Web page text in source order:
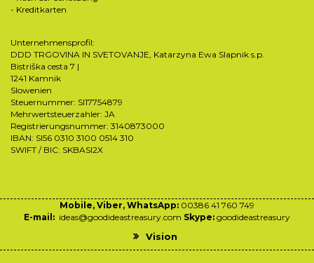
- Kreditkarten
Unternehmensprofil:
DDD TRGOVINA IN SVETOVANJE, Katarzyna Ewa Slapnik s.p.
Bistriška cesta 7 |
1241 Kamnik
Slowenien
Steuernummer: SI17754879
Mehrwertsteuerzahler: JA
Registrierungsnummer: 3140873000
IBAN: SI56 0310 3100 0514 310
SWIFT / BIC: SKBASI2X
Mobile, Viber, WhatsApp: 00386 41 760 749
E-mail: ideas@goodideastreasury.com Skype: goodideastreasury
Vision